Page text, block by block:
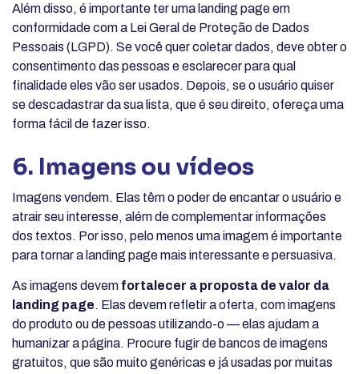
Além disso, é importante ter uma landing page em
conformidade com a Lei Geral de Proteção de Dados
Pessoais (LGPD). Se você quer coletar dados, deve obter o
consentimento das pessoas e esclarecer para qual
finalidade eles vão ser usados. Depois, se o usuário quiser
se descadastrar da sua lista, que é seu direito, ofereça uma
forma fácil de fazer isso.
6. Imagens ou vídeos
Imagens vendem. Elas têm o poder de encantar o usuário e
atrair seu interesse, além de complementar informações
dos textos. Por isso, pelo menos uma imagem é importante
para tornar a landing page mais interessante e persuasiva.
As imagens devem fortalecer a proposta de valor da
landing page. Elas devem refletir a oferta, com imagens
do produto ou de pessoas utilizando-o — elas ajudam a
humanizar a página. Procure fugir de bancos de imagens
gratuitos, que são muito genéricas e já usadas por muitas